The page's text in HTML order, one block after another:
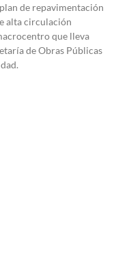
de repavimentación
alta circulación
que lleva
de Obras Públicas